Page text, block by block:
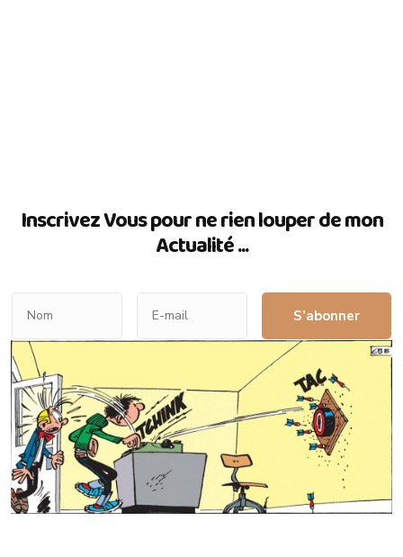
Inscrivez Vous pour ne rien louper de mon
Actualité ...
S’abonner